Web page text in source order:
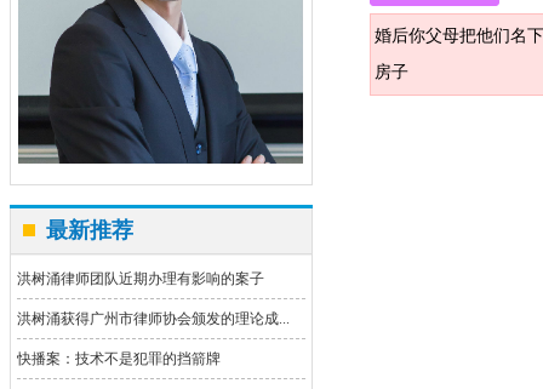
最新推荐
洪树涌律师团队近期办理有影响的案子
洪树涌获得广州市律师协会颁发的理论成...
快播案：技术不是犯罪的挡箭牌
婚后你父母把他们名
房子